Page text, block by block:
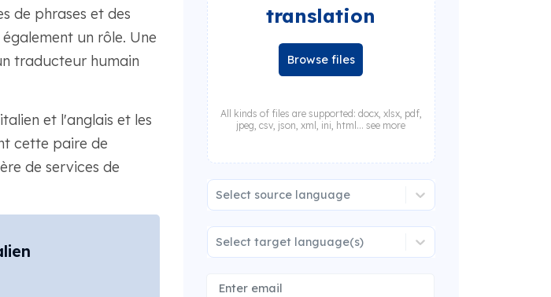
de phrases et des
un rôle. Une
traducteur humain
et l'anglais et les
cette paire de
de services de
translation
Browse files
All kinds of files are supported: docx, xlsx, pdf,
jpeg, csv, json, xml, ini, html... see more
Select source language
Select target language(s)